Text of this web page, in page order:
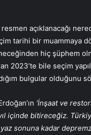
açıklanacağı
tarihi bir muammaya
hiç şüphem
2023’te bile seçim
bulgular olduğunu
‘İnşaat ve
yıl içinde bitireceğiz.
sonuna kadar